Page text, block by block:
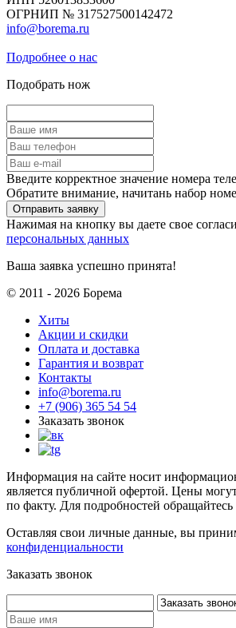
ОГРНИП № 317527500142472
info@borema.ru
Подробнее о нас
Подобрать нож
Введите корректное значение номера
Обратите внимание, начитань набор
Нажимая на кнопку вы даете свое
персональных данных
Ваша заявка успешно принята!
© 2011 - 2026 Борема
Хиты
Акции и скидки
Оплата и доставка
Гарантия и возврат
Контакты
info@borema.ru
+7 (906) 365 54 54
Заказать звонок
Информация на сайте носит
является публичной офертой. Цены
по факту. Для подробностей
Оставляя свои личные данные, вы
конфиденциальности
Заказать звонок